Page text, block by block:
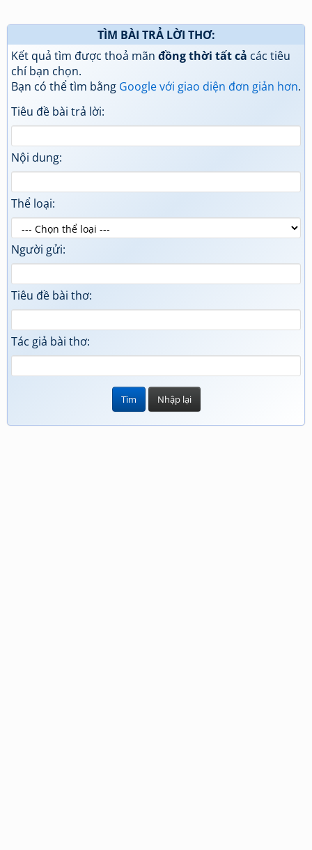
TÌM BÀI TRẢ LỜI THƠ:
Kết quả tìm được thoả mãn đồng thời tất cả các tiêu
chí bạn chọn.
Bạn có thể tìm bằng Google với giao diện đơn giản hơn.
Tiêu đề bài trả lời:
Nội dung:
Thể loại:
Người gửi:
Tiêu đề bài thơ:
Tác giả bài thơ: